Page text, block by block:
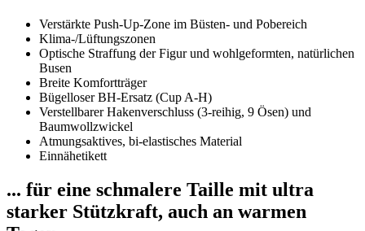
Verstärkte Push-Up-Zone im Büsten- und Pobereich
Klima-/Lüftungszonen
Optische Straffung der Figur und wohlgeformten, natürlichen
Busen
Breite Komfortträger
Bügelloser BH-Ersatz (Cup A-H)
Verstellbarer Hakenverschluss (3-reihig, 9 Ösen) und
Baumwollzwickel
Atmungsaktives, bi-elastisches Material
Einnähetikett
... für eine schmalere Taille mit ultra
starker Stützkraft, auch an warmen